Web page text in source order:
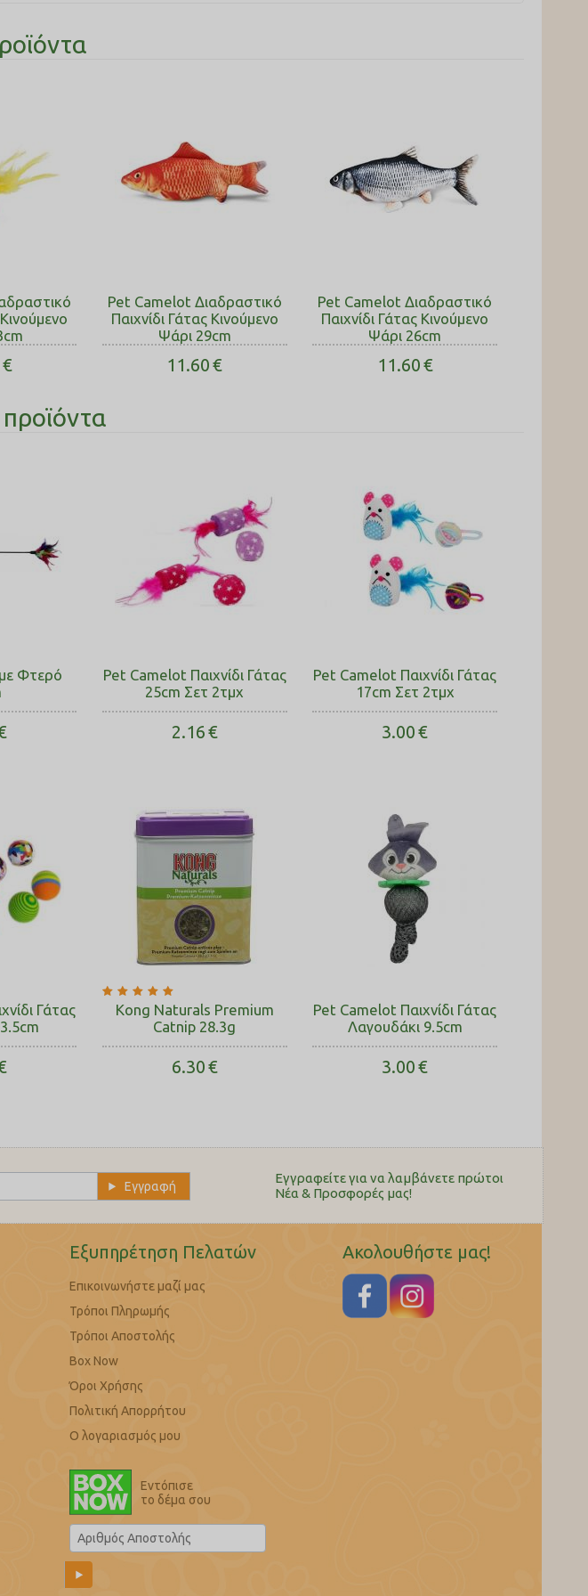
€
Pet Camelot Διαδραστικό
Παιχνίδι Γάτας Κινούμενο
Ψάρι 29cm
11.60€
Pet Camelot Διαδραστικό
Παιχνίδι Γάτας Κινούμενο
Ψάρι 26cm
11.60€
Φτερό
Pet Camelot Παιχνίδι Γάτας
25cm Σετ 2τμχ
2.16€
Pet Camelot Παιχνίδι Γάτας
17cm Σετ 2τμχ
3.00€
Γάτας
Kong Naturals Premium
Catnip 28.3g
6.30€
Pet Camelot Παιχνίδι Γάτας
Λαγουδάκι 9.5cm
3.00€
Εγγραφείτε για να λαμβάνετε πρώτοι
Nέα & Προσφορές μας!
Εξυπηρέτηση Πελατών
Επικοινωνήστε μαζί μας
Τρόποι Πληρωμής
Τρόποι Αποστολής
Box Now
Όροι Χρήσης
Πολιτική Απορρήτου
Ο λογαριασμός μου
Εντόπισε
το δέμα σου
Ακολουθήστε μας!